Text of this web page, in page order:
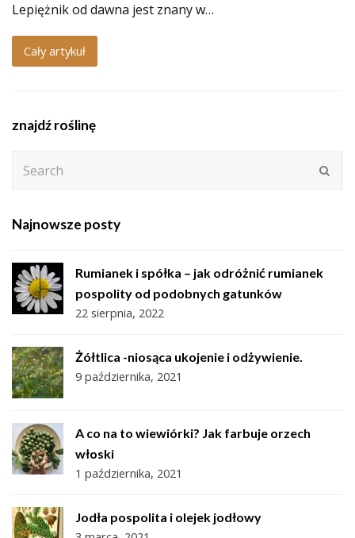
Lepiężnik od dawna jest znany w…
Cały artykuł
znajdź roślinę
Najnowsze posty
Rumianek i spółka – jak odróżnić rumianek
pospolity od podobnych gatunków
22 sierpnia, 2022
Żółtlica -niosąca ukojenie i odżywienie.
9 października, 2021
A co na to wiewiórki? Jak farbuje orzech
włoski
1 października, 2021
Jodła pospolita i olejek jodłowy